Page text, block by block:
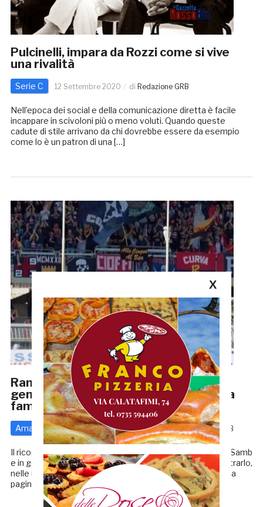
Pulcinelli, impara da Rozzi come si vive
una rivalità
Serie C 12 Settembre 2020 di Redazione GRB
Nell’epoca dei social e della comunicazione diretta è facile
incappare in scivoloni più o meno voluti. Quando queste
cadute di stile arrivano da chi dovrebbe essere da esempio
come lo è un patron di una […]
Ranieri: «Zoboletti presidente
gentiluomo. Gestiva la Samb come una
famiglia»
Amarcord Serie C 25 Maggio 2020 diRedazione GRB
Il ricordo di Ferruccio Zoboletti resterà per sempre, nella Samb
e in generale in tutta San Benedetto del Tronto. A dimostrarlo,
nelle ultime ore, è stata una semplice foto pubblicata sulla
pagina Facebook della Gazzetta […]
X